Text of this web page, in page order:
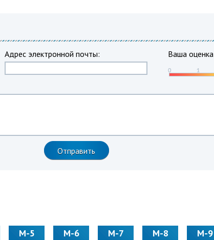
Адрес электронной почты: Ваша оценка
М-5 М-6 М-7 М-8 М-9